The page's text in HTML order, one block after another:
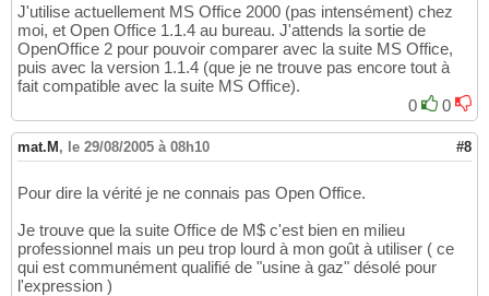
J'utilise actuellement MS Office 2000 (pas intensément) chez
moi, et Open Office 1.1.4 au bureau. J'attends la sortie de
OpenOffice 2 pour pouvoir comparer avec la suite MS Office,
puis avec la version 1.1.4 (que je ne trouve pas encore tout à
fait compatible avec la suite MS Office).
0
0
mat.M, le 29/08/2005 à 08h10 #8
Pour dire la vérité je ne connais pas Open Office.
Je trouve que la suite Office de M$ c'est bien en milieu
professionnel mais un peu trop lourd à mon goût à utiliser ( ce
qui est communément qualifié de "usine à gaz" désolé pour
l'expression )